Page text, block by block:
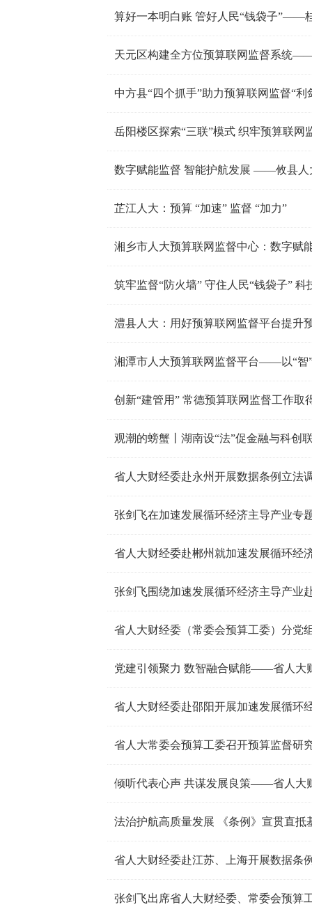
天元区构建全方位预算联网监督系统
中方县“四个抓手”助力预算联网监督“利
岳阳楼区探索“三联”模式 织牢预算联网
芷江人大：预算 “加速” 监督 “加力”
湘乡市人大预算联网监督中心：数字赋
澧县人大：用好预算联网监督平台提升
湘潭市人大预算联网监督平台——以“智
创新“建管用” 常德预算联网监督工作取
观潮的螃蟹丨湖南设“法”促金融与科创
省人大财经委赴永州开展数据条例立法
张剑飞围绕加速发展循环经济主导产业
省人大财经委赴邵阳开展加速发展循环
省人大常委会预算工委召开预算监督研
倾听代表心声 共谋发展良策——省人大
省人大财经委赴江苏、上海开展数据条
张剑飞出席省人大财经委、常委会预算